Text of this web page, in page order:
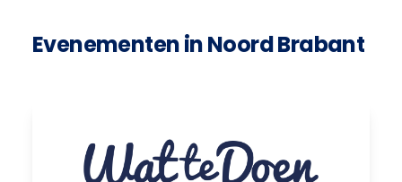
Evenementen in Noord Brabant